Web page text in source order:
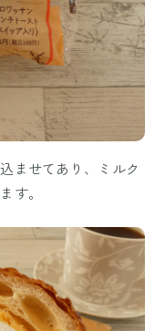
ませてあり、ミルク
す。